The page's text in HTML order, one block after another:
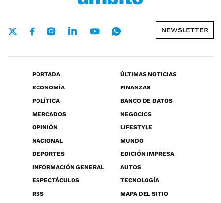
NEWSLETTER
PORTADA
ÚLTIMAS NOTICIAS
ECONOMÍA
FINANZAS
POLÍTICA
BANCO DE DATOS
MERCADOS
NEGOCIOS
OPINIÓN
LIFESTYLE
NACIONAL
MUNDO
DEPORTES
EDICIÓN IMPRESA
INFORMACIÓN GENERAL
AUTOS
ESPECTÁCULOS
TECNOLOGÍA
RSS
MAPA DEL SITIO